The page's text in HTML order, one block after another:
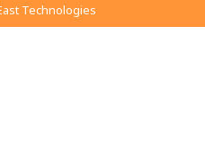
Technologies